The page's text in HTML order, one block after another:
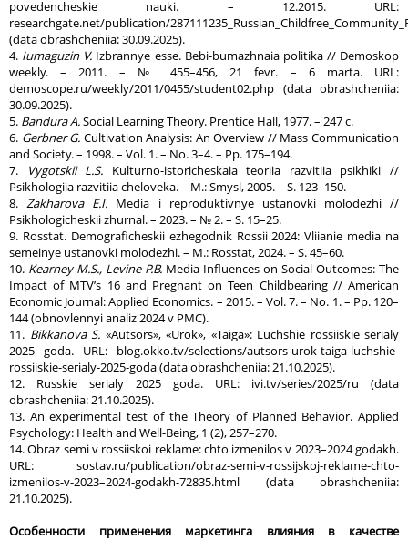
povedencheskie nauki. – 12.2015. URL:
researchgate.net/publication/
(data obrashcheniia: 30.09.2025).
4. Iumaguzin V. Izbrannye esse. Bebi-bumazhnaia politika // Demoskop
weekly. – 2011. – № 455–456, 21 fevr. – 6 marta. URL:
demoscope.ru/weekly/2011/0455/student02.php (data obrashcheniia:
30.09.2025).
5. Bandura A.Social Learning Theory. Prentice Hall, 1977. – 247 с.
6. Gerbner G. Cultivation Analysis: An Overview // Mass Communication
and Society. – 1998. – Vol. 1. – No. 3–4. – Pp. 175–194.
7.
Vygotskii L.S. Kulturno-istoricheskaia teoriia razvitiia psikhiki //
Psikhologiia razvitiia cheloveka. – M.: Smysl, 2005. – S. 123–150.
8. Zakharova E.I. Media i reproduktivnye ustanovki molodezhi //
Psikhologicheskii zhurnal. – 2023. – № 2. – S. 15–25.
9. Rosstat. Demograficheskii ezhegodnik Rossii 2024: Vliianie media na
semeinye ustanovki molodezhi. – M.: Rosstat, 2024. – S. 45–60.
10. Kearney M.S., Levine P.B. Media Influences on Social Outcomes: The
Impact of MTV’s 16 and Pregnant on Teen Childbearing // American
Economic Journal: Applied Economics. – 2015. – Vol. 7. – No. 1. – Pp. 120–
144 (obnovlennyi analiz 2024 v PMC).
11. Bikkanova S. «Autsors», «Urok», «Taiga»: Luchshie rossiiskie serialy
2025 goda. URL: blog.okko.tv/selections/autsors-urok-taiga-luchshie-
rossiiskie-serialy-2025-goda (data obrashcheniia: 21.10.2025).
12. Russkie serialy 2025 goda. URL: ivi.tv/series/2025/ru (data
obrashcheniia: 21.10.2025).
13. An experimental test of the Theory of Planned Behavior. Applied
Psychology: Health and Well-Being, 1 (2), 257–270.
14. Obraz semi v rossiiskoi reklame: chto izmenilos v 2023–2024 godakh.
URL: sostav.ru/publication/obraz-semi-v-rossijskoj-reklame-chto-
izmenilos-v-2023–2024-godakh-72835.html (data obrashcheniia:
21.10.2025).
Особенности применения маркетинга влияния в качестве